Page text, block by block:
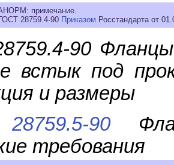
примечание.
28759.4-90 Приказом Росстандарта от
90
встык под
и размеры
90
требования